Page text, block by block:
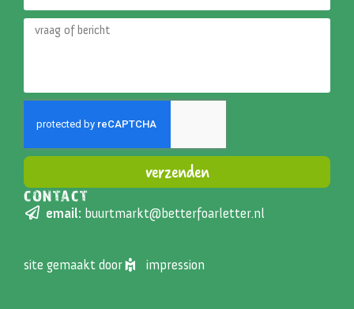
verzenden
Alternative:
CONTACT
email: buurtmarkt@betterfoarletter.nl
site gemaakt door impression